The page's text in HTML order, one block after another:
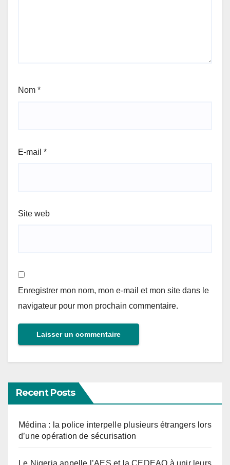
Nom *
E-mail *
Site web
Enregistrer mon nom, mon e-mail et mon site dans le
navigateur pour mon prochain commentaire.
Recent Posts
Médina : la police interpelle plusieurs étrangers lors
d’une opération de sécurisation
Le Nigeria appelle l’AES et la CEDEAO à unir leurs